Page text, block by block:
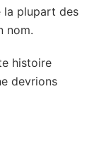
la plupart des
nom.
histoire
devrions